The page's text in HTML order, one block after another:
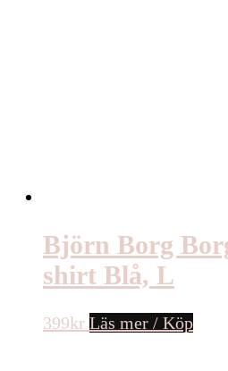
Björn Borg
shirt Blå, L
399kr Läs mer / Köp